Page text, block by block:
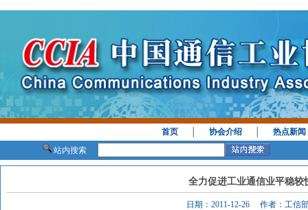
首页 │协会介绍 │热点新闻
站内搜索
全力促进工业通信业平稳较
日期：2011-12-26 作者：工信